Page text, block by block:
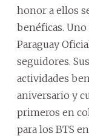
honor a ellos
benéficas.
Paraguay
seguidores.
actividades
aniversario y
primeros en
para los BTS